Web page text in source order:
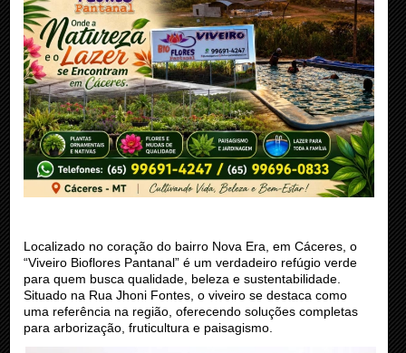
Localizado no coração do bairro Nova Era, em Cáceres, o
“Viveiro Bioflores Pantanal” é um verdadeiro refúgio verde
para quem busca qualidade, beleza e sustentabilidade.
Situado na Rua Jhoni Fontes, o viveiro se destaca como
uma referência na região, oferecendo soluções completas
para arborização, fruticultura e paisagismo.